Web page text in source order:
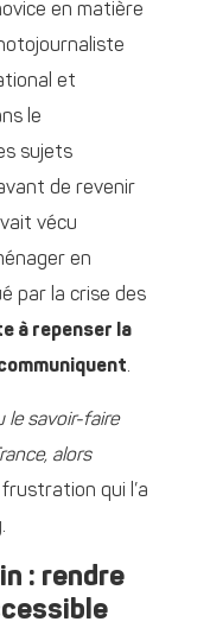
en matière
et
le
sujets
de revenir
vécu
en
par la crise des
à repenser la
.
le savoir-faire
alors
qui l’a
: rendre